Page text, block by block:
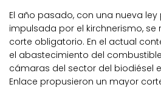
El año pasado, con una nueva
impulsada por el kirchnerismo, se
corte obligatorio. En el actual
el abastecimiento del
cámaras del sector del biodiésel
Enlace propusieron un mayor